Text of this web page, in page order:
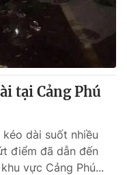
tại Cảng Phú
dài suốt nhiều
điểm đã dẫn đến
vực Cảng Phú...